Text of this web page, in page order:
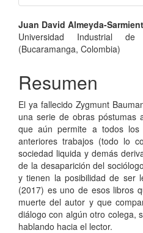
Contenido
principal
artículo
Juan David Almeyda-
Universidad Industrial
(Bucaramanga, Colombia)
Resumen
El ya fallecido Zygmunt
una serie de obras póstumas
que aún permite a todos
anteriores trabajos (todo lo
sociedad liquida y demás
de la desaparición del
y tienen la posibilidad de ser
(2017) es uno de esos libros
muerte del autor y que
diálogo con algún otro colega,
hablando hacia el lector.